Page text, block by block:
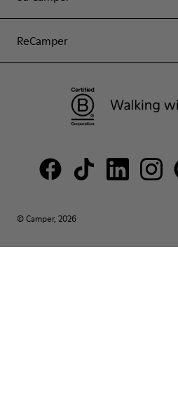
ReCamper
© Camper, 2026